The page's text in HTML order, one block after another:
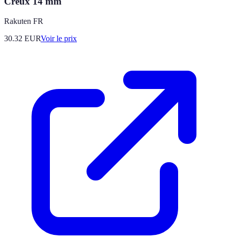
Rakuten FR
30.32 EURVoir le prix